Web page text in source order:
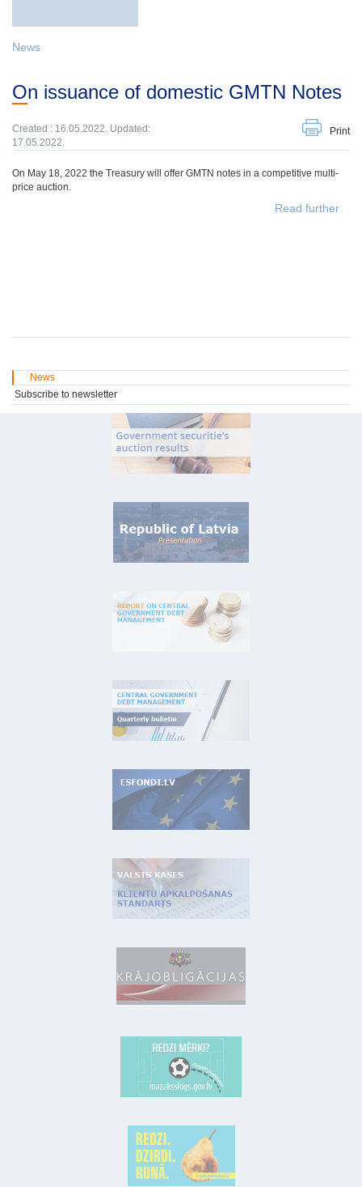
News
On issuance of domestic GMTN Notes
Created : 16.05.2022. Updated:
17.05.2022.
Print
On May 18, 2022 the Treasury will offer GMTN notes in a competitive multi-
price auction.
Read further
News
Subscribe to newsletter